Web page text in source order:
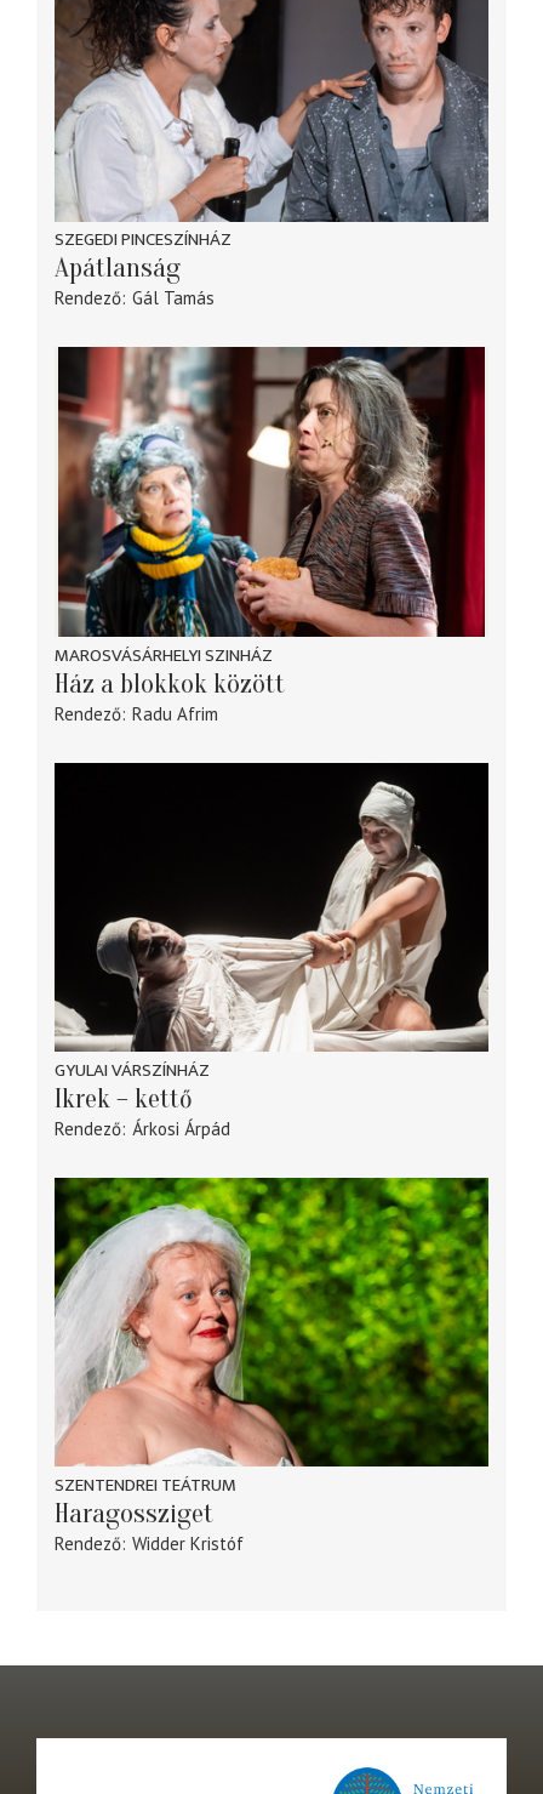
SZEGEDI PINCESZÍNHÁZ
Apátlanság
Rendező Gál Tamás
MAROSVÁSÁRHELYI SZINHÁZ
Ház a blokkok között
Rendező Radu Afrim
GYULAI VÁRSZÍNHÁZ
Ikrek – kettő
Rendező Árkosi Árpád
SZENTENDREI TEÁTRUM
Haragossziget
Rendező Widder Kristóf